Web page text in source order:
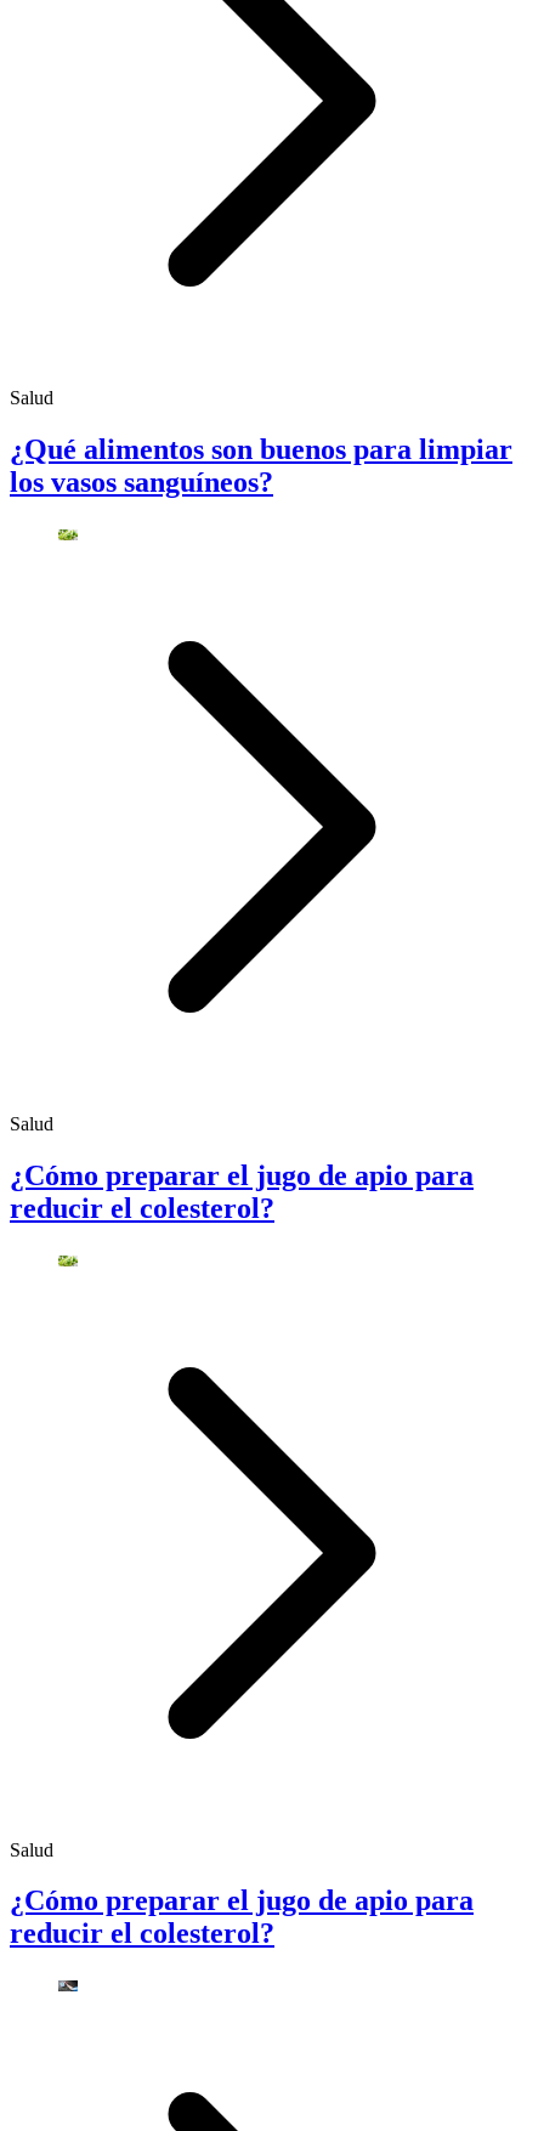
Salud
¿Qué alimentos son buenos para limpiar
los vasos sanguíneos?
Salud
¿Cómo preparar el jugo de apio para
reducir el colesterol?
Salud
¿Cómo preparar el jugo de apio para
reducir el colesterol?